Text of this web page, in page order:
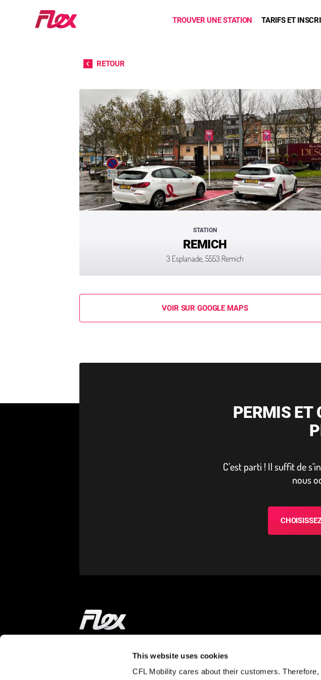
This website uses cookies
CFL Mobility cares about their customers.
Accueil TROUVER UNE STATION TARIFS ET
RETOUR
STATION
REMICH
3 Esplanade, 5553 Remich
VOIR SUR GOOGLE MAPS
PERMIS ET
C’est parti ! Il suffit de
nous
Accueil
EN SAVOIR PLUS BESOIN D'AIDE ?